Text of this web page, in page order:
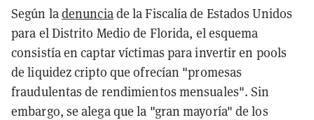
Según ladenunciade la Fiscalía de Estados Unidos
para el Distrito Medio de Florida, el esquema
consistía en captar víctimas para invertir en pools
de liquidez cripto que ofrecían "promesas
fraudulentas de rendimientos mensuales". Sin
embargo, se alega que la "gran mayoría" de los